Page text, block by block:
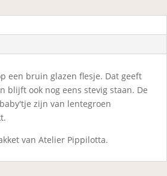
een bruin glazen flesje. Dat geeft
blijft ook nog eens stevig staan. De
zijn van lentegroen
van Atelier Pippilotta.